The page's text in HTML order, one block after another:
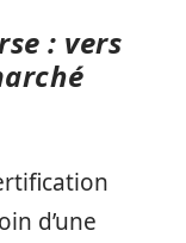
: vers
d’une